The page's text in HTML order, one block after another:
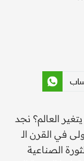
العالم؟ نجد
في القرن الـ
الصناعية